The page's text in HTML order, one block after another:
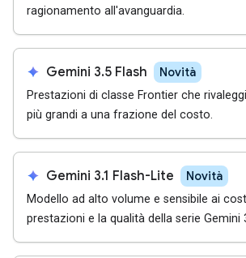
ragionamento all'avanguardia.
spark Gemini 3.5 Flash Novità
Prestazioni di classe Frontier che
più grandi a una frazione del costo.
spark Gemini 3.1 Flash-Lite Novità
Modello ad alto volume e sensibile ai
prestazioni e la qualità della serie Gemini